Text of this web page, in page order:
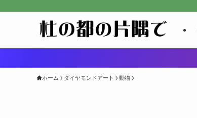
ホーム ダイヤモンドアート 動物